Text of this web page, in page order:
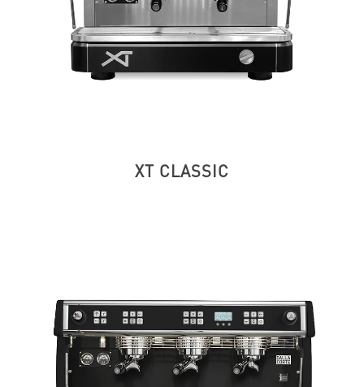
XT CLASSIC